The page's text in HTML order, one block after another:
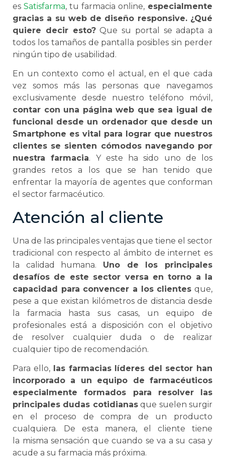
es Satisfarma, tu farmacia online, especialmente
gracias a su web de diseño responsive. ¿Qué
quiere decir esto?Que su portal se adapta a
todos los tamaños de pantalla posibles sin perder
ningún tipo de usabilidad.
En un contexto como el actual, en el que cada
vez somos más las personas que navegamos
exclusivamente desde nuestro teléfono móvil,
contar con una página web que sea igual de
funcional desde un ordenador que desde un
Smartphone es vital para lograr que nuestros
clientes se sienten cómodos navegando por
nuestra farmacia. Y este ha sido uno de los
grandes retos a los que se han tenido que
enfrentar la mayoría de agentes que conforman
el sector farmacéutico.
Atención al cliente
Una de las principales ventajas que tiene el sector
tradicional con respecto al ámbito de internet es
la calidad humana. Uno de los principales
desafíos de este sector versa en torno a la
capacidad para convencer a los clientes que,
pese a que existan kilómetros de distancia desde
la farmacia hasta sus casas, un equipo de
profesionales está a disposición con el objetivo
de resolver cualquier duda o de realizar
cualquier tipo de recomendación.
Para ello,las farmacias líderes del sector han
incorporado a un equipo de farmacéuticos
especialmente formados para resolver las
principales dudas cotidianasque suelen surgir
en el proceso de compra de un producto
cualquiera. De esta manera, el cliente tiene
la misma sensación que cuando se va a su casa y
acude a su farmacia más próxima.